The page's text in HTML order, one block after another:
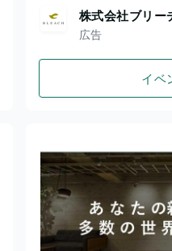
株式会社ブリー
広告
イベ